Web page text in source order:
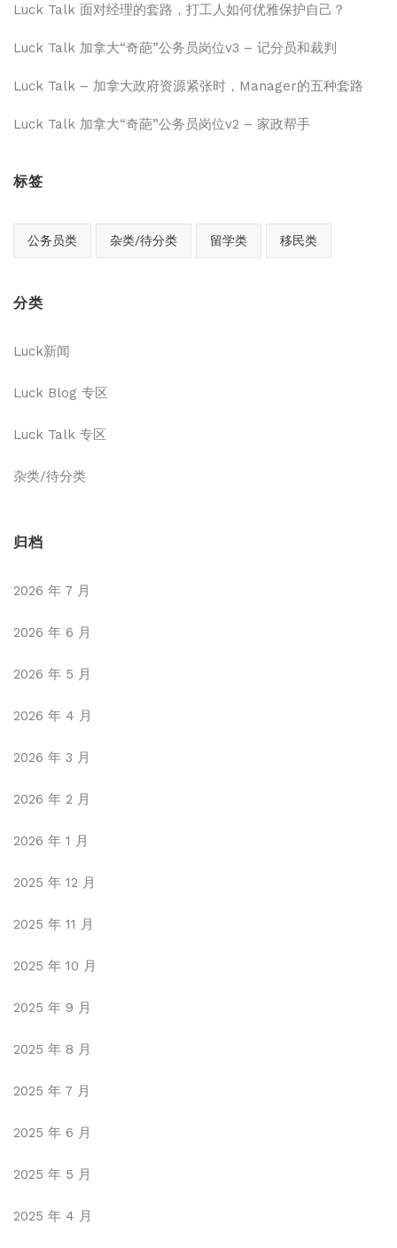
Luck Talk 面对经理的套路，打工人如何优雅保护自己？
Luck Talk 加拿大“奇葩”公务员岗位v3 – 记分员和裁判
Luck Talk – 加拿大政府资源紧张时，Manager的五种套路
Luck Talk 加拿大“奇葩”公务员岗位v2 – 家政帮手
标签
公务员类 杂类/待分类 留学类 移民类
分类
Luck新闻
Luck Blog 专区
Luck Talk 专区
杂类/待分类
归档
2026 年 7 月
2026 年 6 月
2026 年 5 月
2026 年 4 月
2026 年 3 月
2026 年 2 月
2026 年 1 月
2025 年 12 月
2025 年 11 月
2025 年 10 月
2025 年 9 月
2025 年 8 月
2025 年 7 月
2025 年 6 月
2025 年 5 月
2025 年 4 月